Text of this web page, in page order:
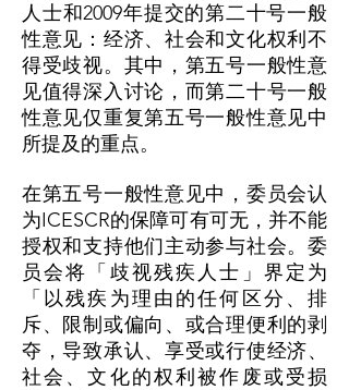
人士和2009年提交的第二十号一般
性意见：经济、社会和文化权利不
得受歧视。其中，第五号一般性意
见值得深入讨论，而第二十号一般
性意见仅重复第五号一般性意见中
所提及的重点。
在第五号一般性意见中，委员会认
为ICESCR的保障可有可无，并不能
授权和支持他们主动参与社会。委
员会将「歧视残疾人士」界定为
「以残疾为理由的任何区分、排
斥、限制或偏向、或合理便利的剥
夺，导致承认、享受或行使经济、
社会、文化的权利被作废或受损